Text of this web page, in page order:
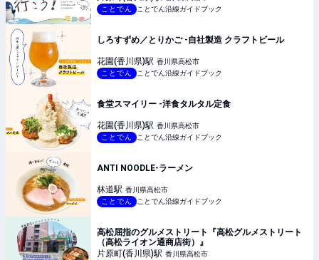
ことでん
ことでん沿線ガイドブック
しろすずめ／とりかご -自社製造 クラフトビール
花園(香川県)駅 香川県高松市
ことでん
ことでん沿線ガイドブック
食堂スマイリー -洋食タルタル定食
花園(香川県)駅 香川県高松市
ことでん
ことでん沿線ガイドブック
ANTI NOODLE-ラーメン
林道駅 香川県高松市
ことでん
ことでん沿線ガイドブック
高松屈指のグルメストリート『高松グルメストリート
（高松ライオン通商店街）』
片原町(香川県)駅 香川県高松市